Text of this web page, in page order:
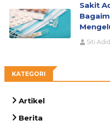
Sakit
Siti
KATEGORI
Artikel
Berita